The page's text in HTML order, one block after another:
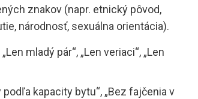
znakov (napr. etnický pôvod,
národnosť, sexuálna orientácia).
mladý pár“, „Len veriaci“, „Len
kapacity bytu“, „Bez fajčenia v